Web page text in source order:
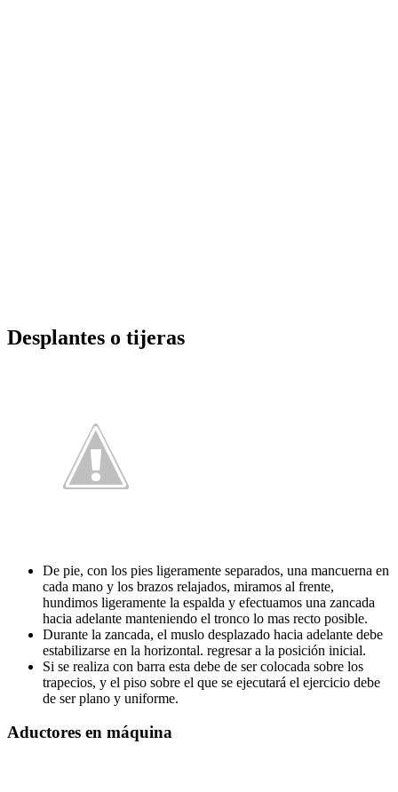
Desplantes o tijeras
De pie, con los pies ligeramente separados, una mancuerna en
cada mano y los brazos relajados, miramos al frente,
hundimos ligeramente la espalda y efectuamos una zancada
hacia adelante manteniendo el tronco lo mas recto posible.
Durante la zancada, el muslo desplazado hacia adelante debe
estabilizarse en la horizontal. regresar a la posición inicial.
Si se realiza con barra esta debe de ser colocada sobre los
trapecios, y el piso sobre el que se ejecutará el ejercicio debe
de ser plano y uniforme.
Aductores en máquina